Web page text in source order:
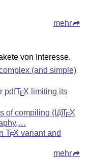
mehr
von Interesse.
(and simple)
pdfTEX limiting its
of compiling (LA)TEX
TEX variant and
mehr